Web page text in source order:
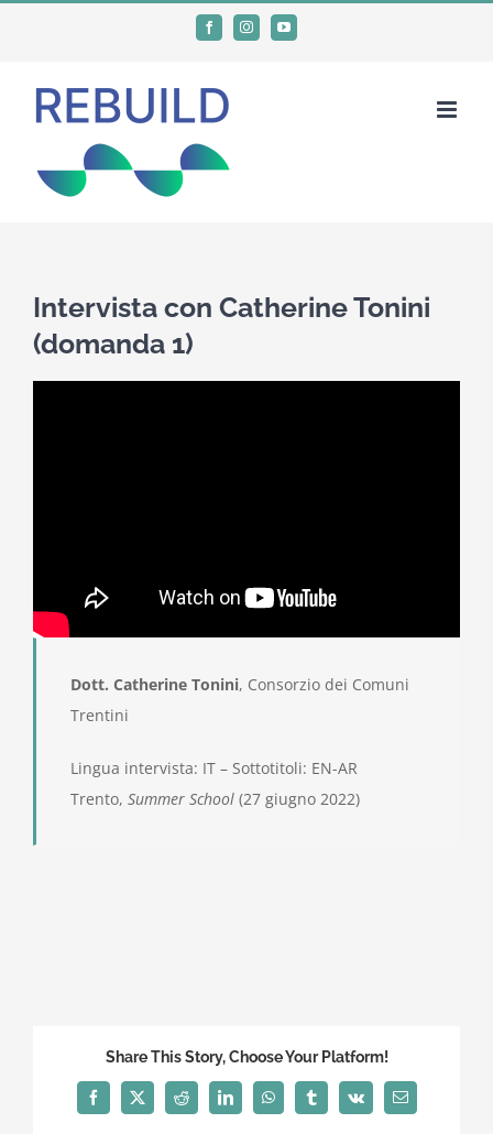
FacebookInstagramYouTube
Intervista con Catherine Tonini
(domanda 1)
Dott. Catherine Tonini, Consorzio dei Comuni
Trentini
Lingua intervista: IT – Sottotitoli: EN-AR
Trento, Summer School(27 giugno 2022)
Share This Story, Choose Your Platform!
Facebook
X Reddit LinkedInWhatsAppTumblrVk Email